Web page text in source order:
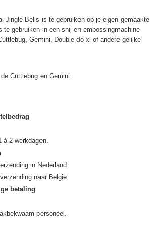
Jingle Bells is te gebruiken op je eigen gemaakte
te gebruiken in een snij en embossingmachine
Gemini, Double do xl of andere gelijke
Cuttlebug en Gemini
in Nederland.
betaling